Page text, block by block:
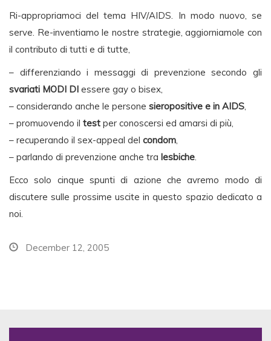
Ri-appropriamoci del tema HIV/AIDS. In modo nuovo, se
serve. Re-inventiamo le nostre strategie, aggiorniamole con
il contributo di tutti e di tutte,
– differenziando i messaggi di prevenzione secondo gli
svariati MODI DI essere gay o bisex,
– considerando anche le persone sieropositive e in AIDS,
– promuovendo il test per conoscersi ed amarsi di più,
– recuperando il sex-appeal del condom,
– parlando di prevenzione anche tra lesbiche.
Ecco solo cinque spunti di azione che avremo modo di
discutere sulle prossime uscite in questo spazio dedicato a
noi.
December 12, 2005